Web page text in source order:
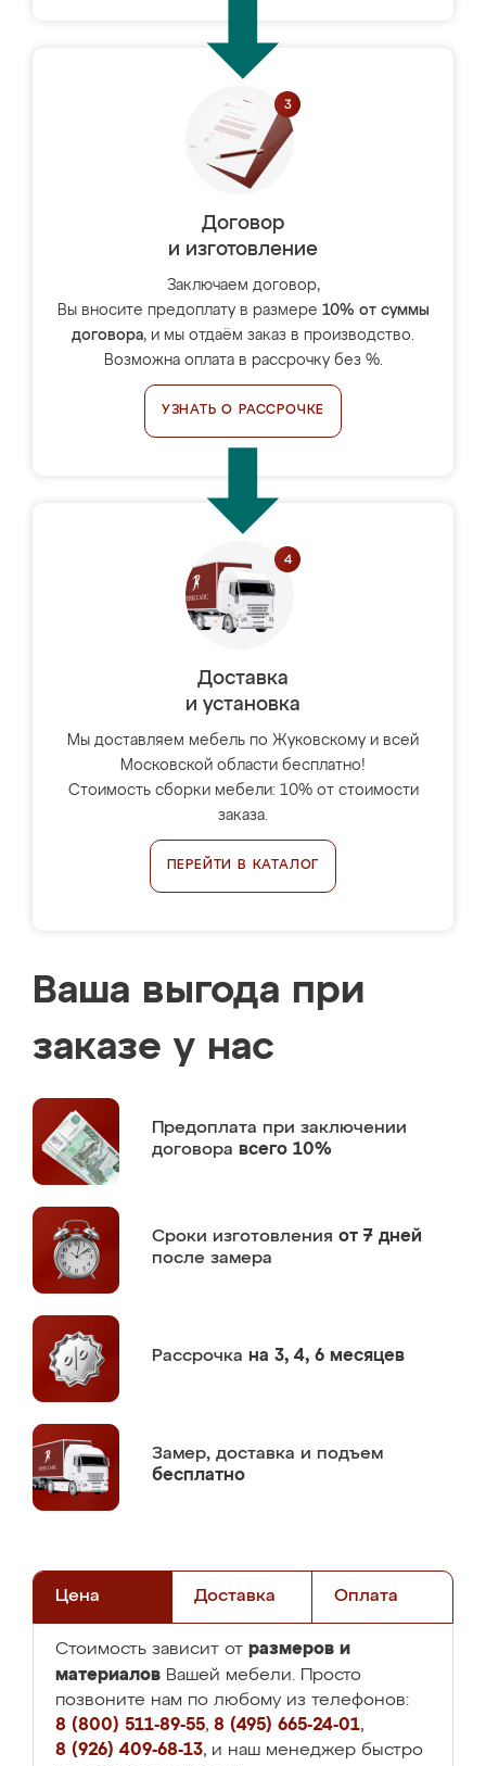
Договор
и изготовление
Заключаем договор,
Вы вносите предоплату в размере 10% от суммы
договора, и мы отдаём заказ в производство.
Возможна оплата в рассрочку без %.
УЗНАТЬ О РАССРОЧКЕ
Доставка
и установка
Мы доставляем мебель по Жуковскому и всей
Московской области бесплатно!
Стоимость сборки мебели: 10% от стоимости
заказа.
ПЕРЕЙТИ В КАТАЛОГ
Ваша выгода при
заказе у нас
Предоплата при заключении
договора всего 10%
Сроки изготовления от 7 дней
после замера
Рассрочка на 3, 4, 6 месяцев
Замер, доставка и подъем
бесплатно
Цена Доставка Оплата
Стоимость зависит от размеров и
материалов Вашей мебели. Просто
позвоните нам по любому из телефонов:
8 (800) 511-89-55, 8 (495) 665-24-01,
8 (926) 409-68-13, и наш менеджер быстро